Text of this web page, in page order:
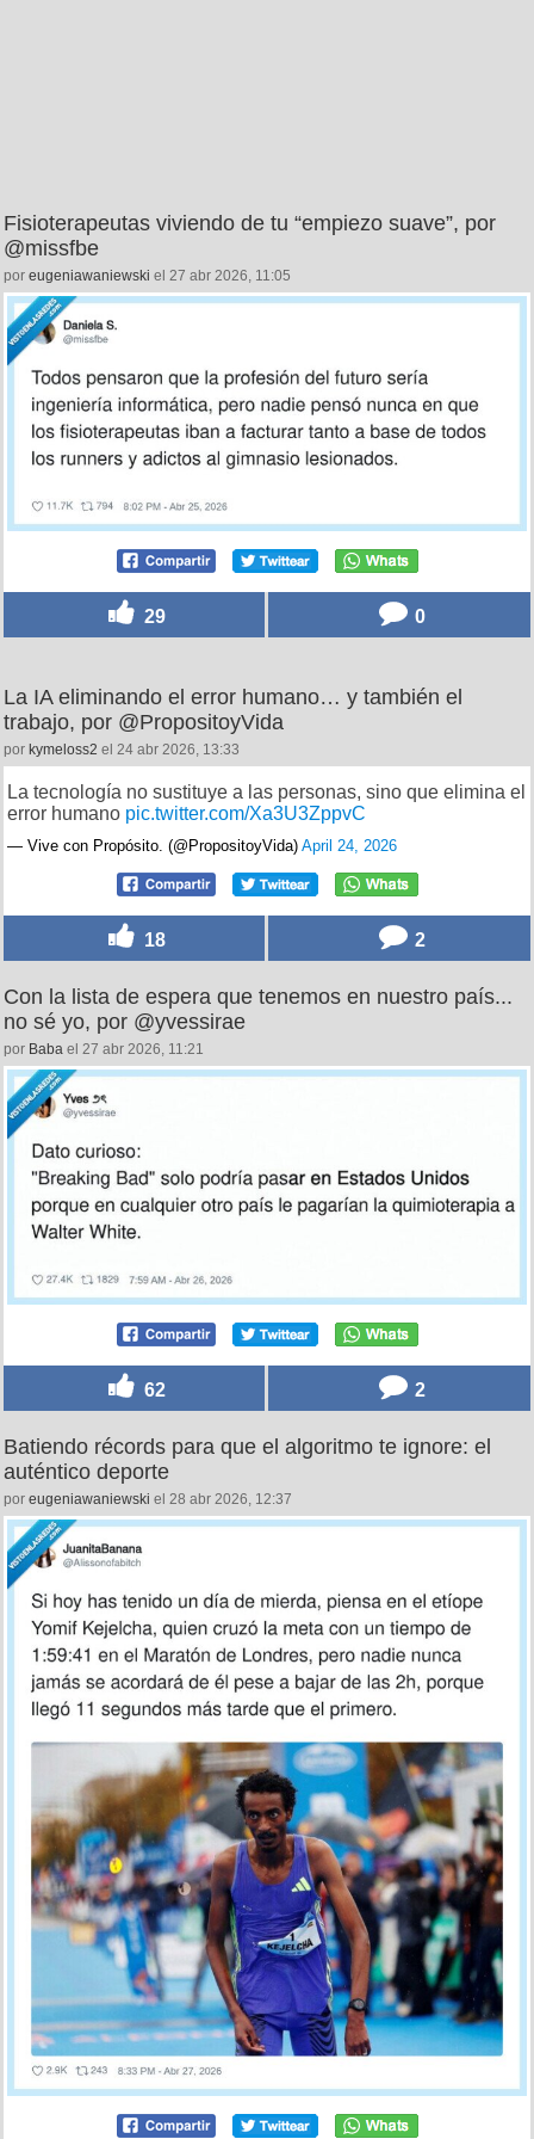
Fisioterapeutas viviendo de tu “empiezo suave”, por
@missfbe
por eugeniawaniewski el 27 abr 2026, 11:05
29 0
La IA eliminando el error humano… y también el
trabajo, por @PropositoyVida
por kymeloss2 el 24 abr 2026, 13:33
La tecnología no sustituye a las personas, sino que elimina el
error humano pic.twitter.com/Xa3U3ZppvC
— Vive con Propósito. (@PropositoyVida) April 24, 2026
18 2
Con la lista de espera que tenemos en nuestro país...
no sé yo, por @yvessirae
por Baba el 27 abr 2026, 11:21
62 2
Batiendo récords para que el algoritmo te ignore: el
auténtico deporte
por eugeniawaniewski el 28 abr 2026, 12:37